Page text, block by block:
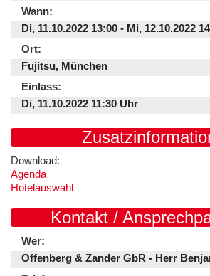
Wann:
Di, 11.10.2022 13:00 - Mi, 12.10.2022
Ort:
Fujitsu, München
Einlass:
Di, 11.10.2022 11:30 Uhr
Download:
Agenda
Hotelauswahl
Kontakt /
Wer:
Offenberg & Zander GbR - Herr